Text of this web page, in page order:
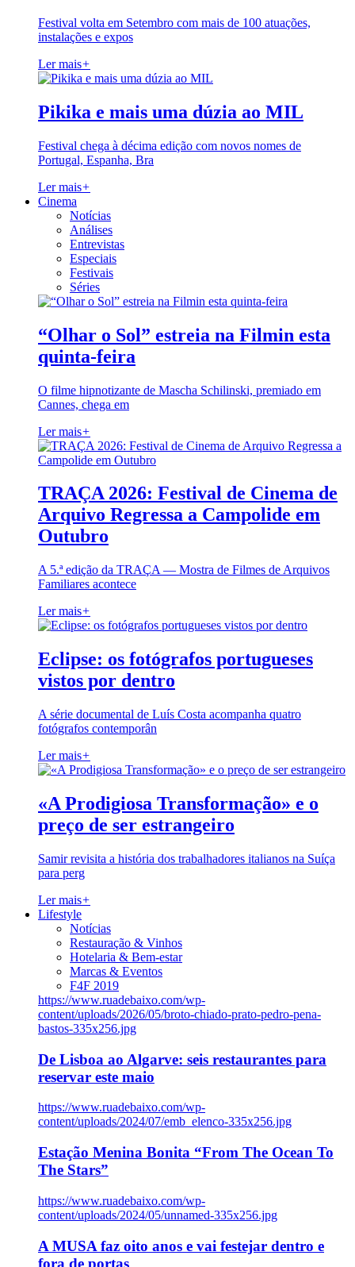
Festival volta em Setembro com mais de 100 atuações,
instalações e expos
Ler mais+
Pikika e mais uma dúzia ao MIL
Festival chega à décima edição com novos nomes de
Portugal, Espanha, Bra
Ler mais+
Cinema
Notícias
Análises
Entrevistas
Especiais
Festivais
Séries
“Olhar o Sol” estreia na Filmin esta
quinta-feira
O filme hipnotizante de Mascha Schilinski, premiado em
Cannes, chega em
Ler mais+
TRAÇA 2026: Festival de Cinema de
Arquivo Regressa a Campolide em
Outubro
A 5.ª edição da TRAÇA — Mostra de Filmes de Arquivos
Familiares acontece
Ler mais+
Eclipse: os fotógrafos portugueses
vistos por dentro
A série documental de Luís Costa acompanha quatro
fotógrafos contemporân
Ler mais+
«A Prodigiosa Transformação» e o
preço de ser estrangeiro
Samir revisita a história dos trabalhadores italianos na Suíça
para perg
Ler mais+
Lifestyle
Notícias
Restauração & Vinhos
Hotelaria & Bem-estar
Marcas & Eventos
F4F 2019
https://www.ruadebaixo.com/wp-
content/uploads/2026/05/broto-chiado-prato-pedro-pena-
bastos-335x256.jpg
De Lisboa ao Algarve: seis restaurantes para
reservar este maio
https://www.ruadebaixo.com/wp-
content/uploads/2024/07/emb_elenco-335x256.jpg
Estação Menina Bonita “From The Ocean To
The Stars”
https://www.ruadebaixo.com/wp-
content/uploads/2024/05/unnamed-335x256.jpg
A MUSA faz oito anos e vai festejar dentro e
fora de portas